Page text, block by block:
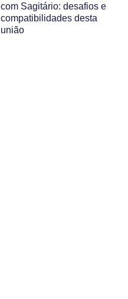
com Sagitário: desafios e
compatibilidades desta
união